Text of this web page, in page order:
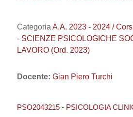
Categoria A.A. 2023 - 2024 /
- SCIENZE PSICOLOGICHE
LAVORO (Ord. 2023)
Docente: Gian Piero Turchi
PSO2043215 - PSICOLOGIA